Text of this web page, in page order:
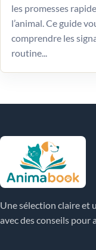
les promesses
l’animal. Ce guide
comprendre les
routine...
Une sélection claire et
avec des conseils pour